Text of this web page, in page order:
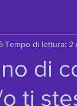
di
ti
Tempo di lettura: 2